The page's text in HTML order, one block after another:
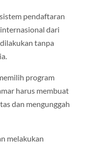
pendaftaran
dari
tanpa
program
harus membuat
dan mengunggah
melakukan